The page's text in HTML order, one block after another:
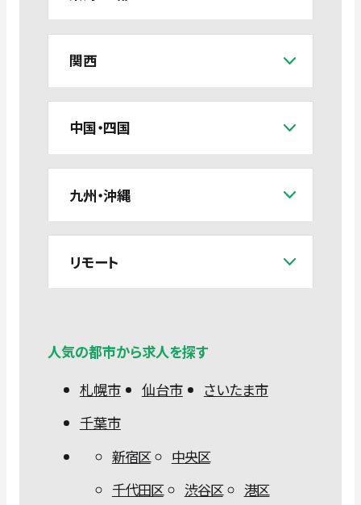
関西
中国・四国
九州・沖縄
リモート
人気の都市から求人を探す
札幌市
仙台市
さいたま市
千葉市
新宿区
中央区
千代田区
渋谷区
港区